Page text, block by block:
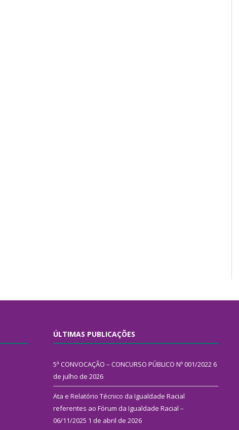
ÚLTIMAS PUBLICAÇÕES
5ª CONVOCAÇÃO – CONCURSO PÚBLICO Nº 001/2022 6
de julho de 2026
Ata e Relatório Técnico da Igualdade Racial
referentes ao Fórum da Igualdade Racial –
06/11/2025 1 de abril de 2026